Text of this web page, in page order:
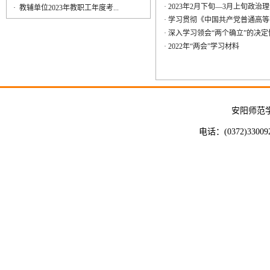
· 教辅单位2023年教职工年度考...
· 2023年2月下旬—3月上旬政治
· 学习贯彻《中国共产党普通高
· 深入学习领会“两个确立”的决
· 2022年“两会”学习材料
安阳师范
电话：